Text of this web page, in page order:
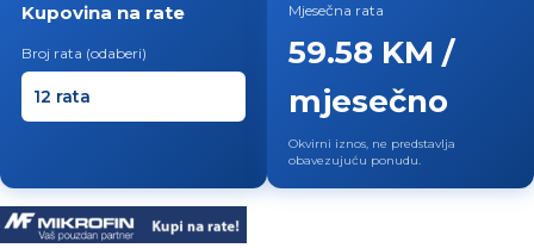
Kupovina na rate
Broj rata (odaberi)
Mjesečna rata
59.58 KM /
mjesečno
Okvirni iznos, ne predstavlja
obavezujuću ponudu.